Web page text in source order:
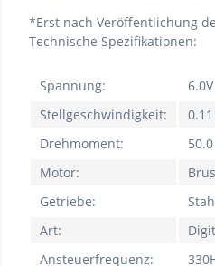
*Erst nach Veröffentlichung
Technische Spezifikationen:
Spannung: 6.0V
Stellgeschwindigkeit:
Drehmoment:
Motor:
Getriebe:
Art:
Ansteuerfrequenz: